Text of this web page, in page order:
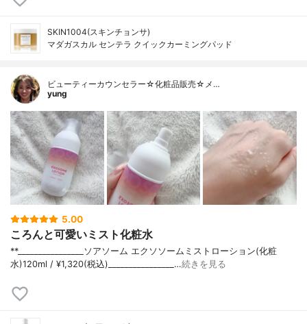
SKIN1004(スキンチョンサ)
マダガスカル センテラ クイックカーミングパッド
ビューティーカウンセラー☆化粧品販売☆メ…
yung
5.00
ころんと可愛いミスト化粧水
**⁡________________⁡ソアソーム ⁡エクソソームミストローション(化粧
水)120ml / ¥1,320(税込)________________…続きを見る